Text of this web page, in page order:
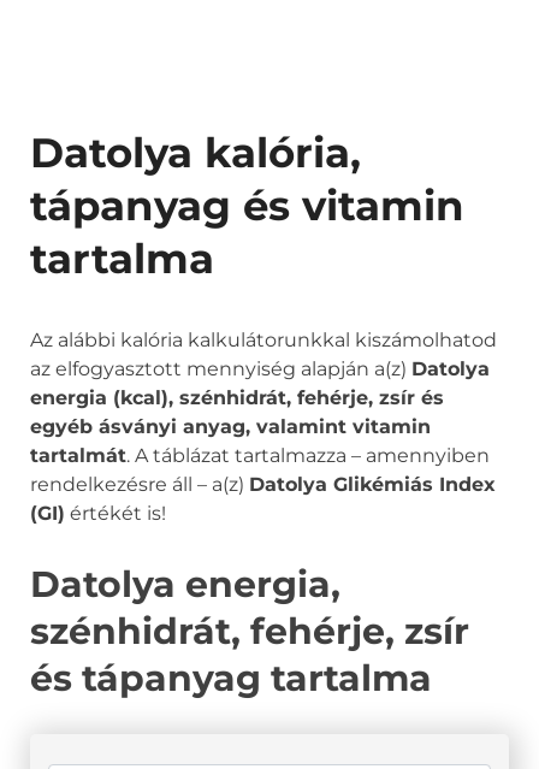
Datolya kalória,
tápanyag és vitamin
tartalma
Az alábbi kalória kalkulátorunkkal kiszámolhatod
az elfogyasztott mennyiség alapján a(z) Datolya
energia (kcal), szénhidrát, fehérje, zsír és
egyéb ásványi anyag, valamint vitamin
tartalmát. A táblázat tartalmazza – amennyiben
rendelkezésre áll – a(z) Datolya Glikémiás Index
(GI) értékét is!
Datolya energia,
szénhidrát, fehérje, zsír
és tápanyag tartalma